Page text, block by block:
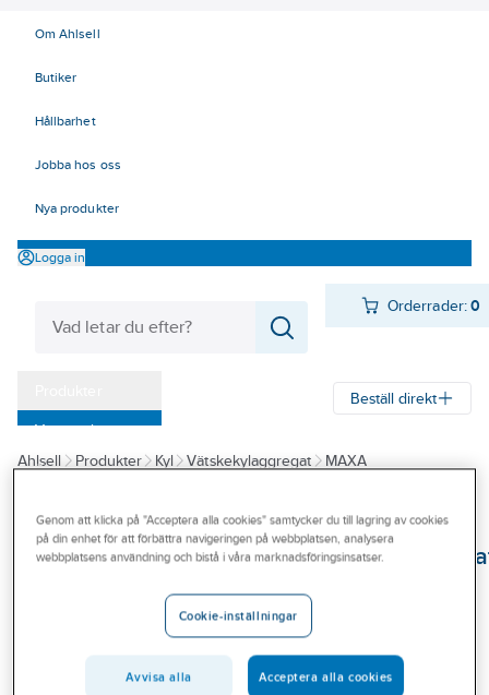
Om Ahlsell
Butiker
Hållbarhet
Jobba hos oss
Nya produkter
Logga in
Orderrader:0
Varumärken
Kampanjer
Branscher
Beställ direkt
Ahlsell Produkter Kyl Vätskekylaggregat MAXA
MAXA R32
I-HPV5H
VÄTSKEKYLAGGREGAT
MAXA
Genom att klicka på "Acceptera alla cookies" samtycker du till lagring av cookies
på din enhet för att förbättra navigeringen på webbplatsen, analysera
webbplatsens användning och bistå i våra marknadsföringsinsatser.
Cookie-inställningar
Avvisa alla Acceptera alla cookies